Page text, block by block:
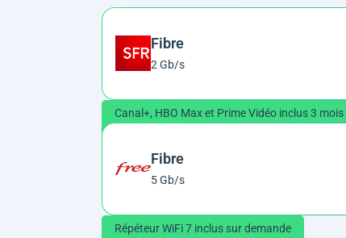
Fibre
2 Gb/s
Canal+, HBO Max et Prime Vidéo inclus 3 mois
Fibre
5 Gb/s
Répéteur WiFi 7 inclus sur demande